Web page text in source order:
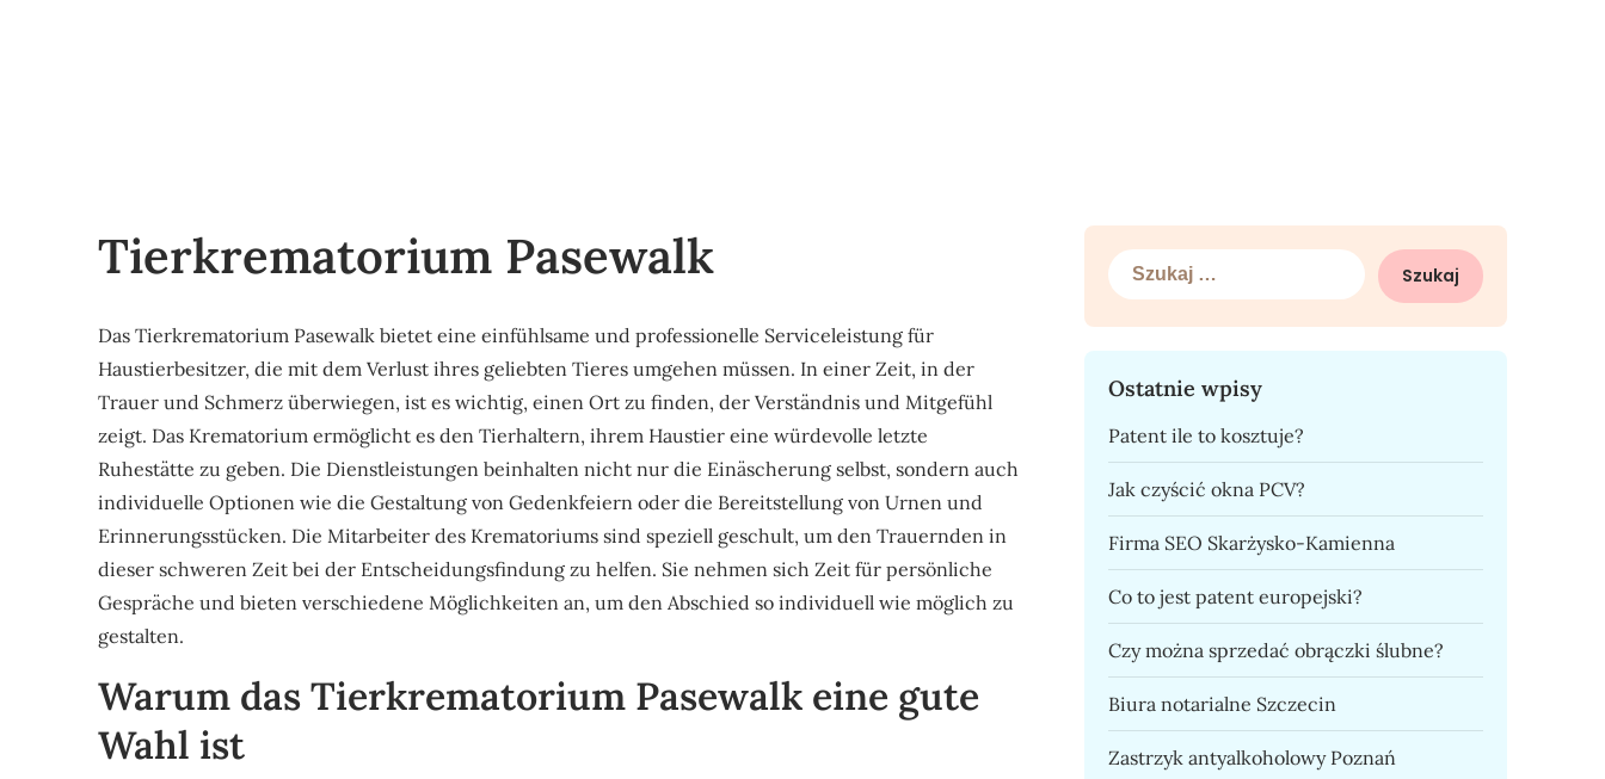
Tierkrematorium Pasewalk
Das Tierkrematorium Pasewalk bietet eine einfühlsame und professionelle Serviceleistung für
Haustierbesitzer, die mit dem Verlust ihres geliebten Tieres umgehen müssen. In einer Zeit, in der
Trauer und Schmerz überwiegen, ist es wichtig, einen Ort zu finden, der Verständnis und Mitgefühl
zeigt. Das Krematorium ermöglicht es den Tierhaltern, ihrem Haustier eine würdevolle letzte
Ruhestätte zu geben. Die Dienstleistungen beinhalten nicht nur die Einäscherung selbst, sondern auch
individuelle Optionen wie die Gestaltung von Gedenkfeiern oder die Bereitstellung von Urnen und
Erinnerungsstücken. Die Mitarbeiter des Krematoriums sind speziell geschult, um den Trauernden in
dieser schweren Zeit bei der Entscheidungsfindung zu helfen. Sie nehmen sich Zeit für persönliche
Gespräche und bieten verschiedene Möglichkeiten an, um den Abschied so individuell wie möglich zu
gestalten.
Warum das Tierkrematorium Pasewalk eine gute
Wahl ist
Szukaj:
Ostatnie wpisy
Patent ile to kosztuje?
Jak czyścić okna PCV?
Firma SEO Skarżysko-Kamienna
Co to jest patent europejski?
Czy można sprzedać obrączki ślubne?
Biura notarialne Szczecin
Zastrzyk antyalkoholowy Poznań